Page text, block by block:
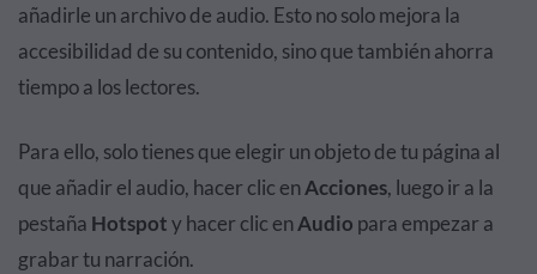
añadirle un archivo de audio. Esto no solo mejora la
accesibilidad de su contenido, sino que también ahorra
tiempo a los lectores.
Para ello, solo tienes que elegir un objeto de tu página al
que añadir el audio, hacer clic enAcciones, luego ir a la
pestaña Hotspoty hacer clic enAudio para empezar a
grabar tu narración.